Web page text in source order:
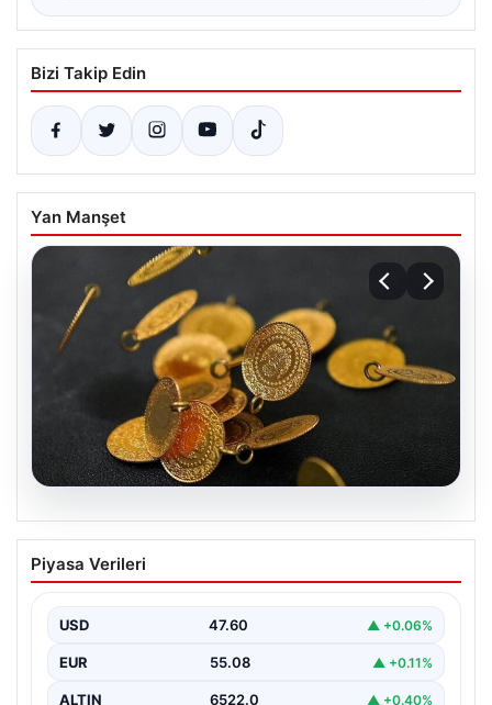
Bizi Takip Edin
Yan Manşet
05.08.2026
13 Nisan 2026 Altın Fiyatları Güncel
Durum ve Analizler
uluslararası gelişmeler ve jeopolitical riskler nedeniyle
oldukça dalgalı…
Piyasa Verileri
USD 47.60 ▲ +0.06%
EUR 55.08 ▲ +0.11%
ALTIN 6522.0 ▲ +0.40%